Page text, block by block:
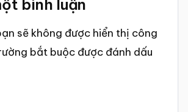
bình luận
sẽ không được hiển thị công
bắt buộc được đánh dấu